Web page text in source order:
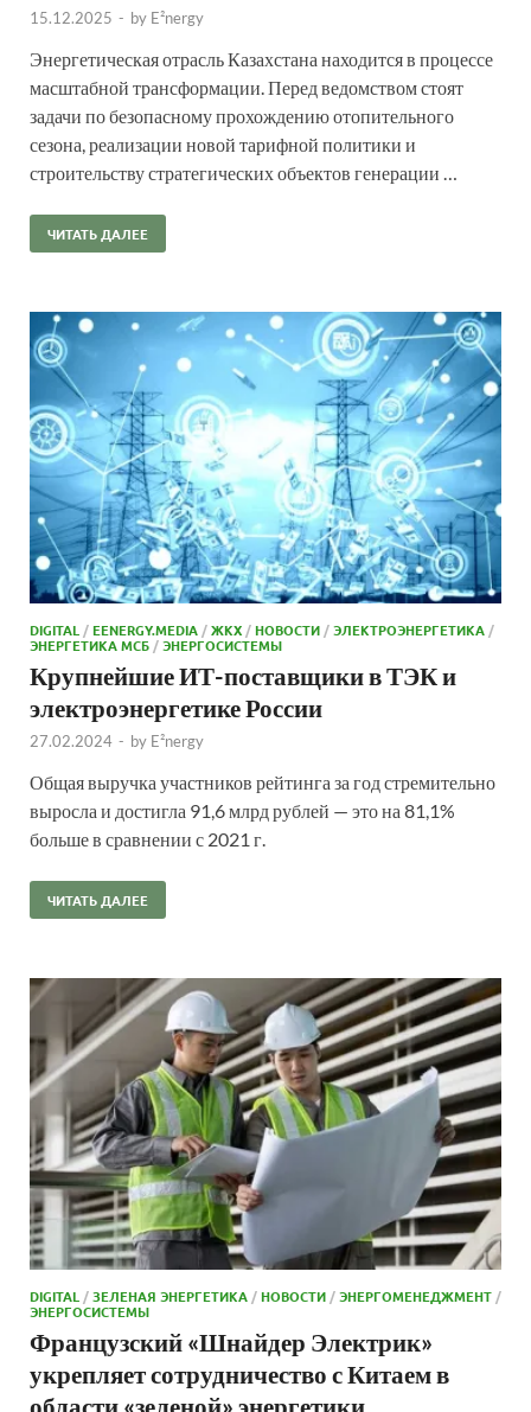
15.12.2025 - by E²nergy
Энергетическая отрасль Казахстана находится в процессе
масштабной трансформации. Перед ведомством стоят
задачи по безопасному прохождению отопительного
сезона, реализации новой тарифной политики и
строительству стратегических объектов генерации …
ЧИТАТЬ ДАЛЕЕ
DIGITAL /EENERGY.MEDIA /ЖКХ /НОВОСТИ /ЭЛЕКТРОЭНЕРГЕТИКА /
ЭНЕРГЕТИКА МСБ /ЭНЕРГОСИСТЕМЫ
Крупнейшие ИТ-поставщики в ТЭК и
электроэнергетике России
27.02.2024 - by E²nergy
Общая выручка участников рейтинга за год стремительно
выросла и достигла 91,6 млрд рублей — это на 81,1%
больше в сравнении с 2021 г.
ЧИТАТЬ ДАЛЕЕ
DIGITAL /ЗЕЛЕНАЯ ЭНЕРГЕТИКА /НОВОСТИ /ЭНЕРГОМЕНЕДЖМЕНТ /
ЭНЕРГОСИСТЕМЫ
Французский «Шнайдер Электрик»
укрепляет сотрудничество с Китаем в
области «зеленой» энергетики